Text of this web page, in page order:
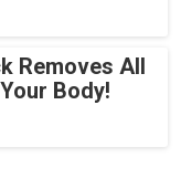
Removes All
Body!